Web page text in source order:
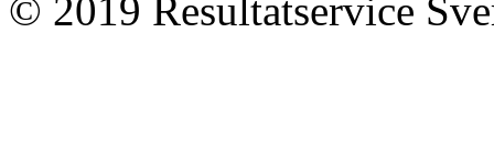
© 2019 Resultatservice